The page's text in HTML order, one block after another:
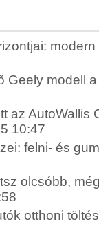
Geely modell
az AutoWallis
10:47
felni- és
olcsóbb,
otthoni